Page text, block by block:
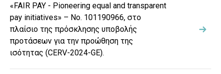
«FAIR PAY - Pioneering equal and transparent
pay initiatives» – Νο. 101190966, στο
πλαίσιο της πρόσκλησης υποβολής
προτάσεων για την προώθηση της
ισότητας (CERV-2024-GE).